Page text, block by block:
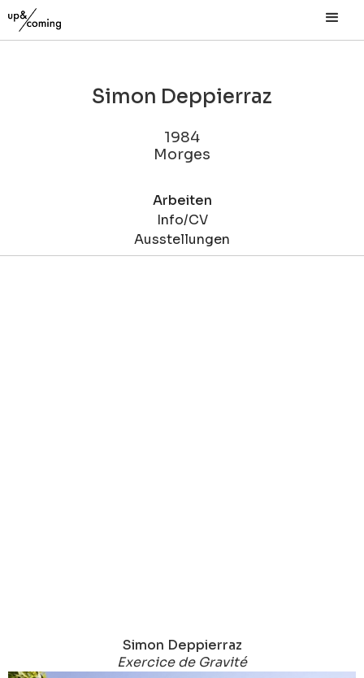
Simon Deppierraz
1984
Morges
Arbeiten
Info/CV
Ausstellungen
Simon Deppierraz
Exercice de Gravité